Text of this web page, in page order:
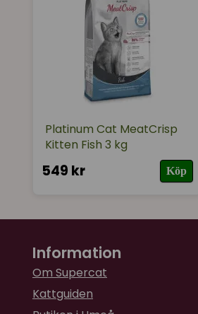
Platinum Cat MeatCrisp
Kitten Fish 3 kg
549 kr Köp
Information
Om Supercat
Kattguiden